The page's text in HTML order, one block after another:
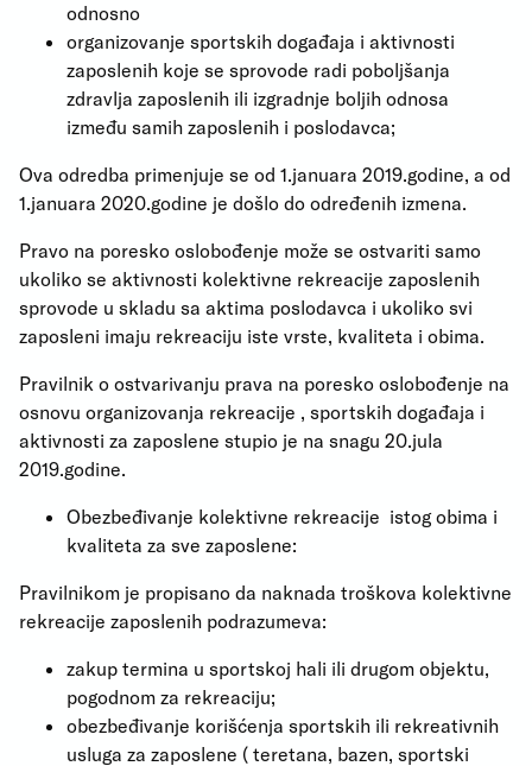
odnosno
organizovanje sportskih događaja i aktivnosti
zaposlenih koje se sprovode radi poboljšanja
zdravlja zaposlenih ili izgradnje boljih odnosa
između samih zaposlenih i poslodavca;
Ova odredba primenjuje se od 1.januara 2019.godine, a od
1.januara 2020.godine je došlo do određenih izmena.
Pravo na poresko oslobođenje može se ostvariti samo
ukoliko se aktivnosti kolektivne rekreacije zaposlenih
sprovode u skladu sa aktima poslodavca i ukoliko svi
zaposleni imaju rekreaciju iste vrste, kvaliteta i obima.
Pravilnik o ostvarivanju prava na poresko oslobođenje na
osnovu organizovanja rekreacije , sportskih događaja i
aktivnosti za zaposlene stupio je na snagu 20.jula
2019.godine.
Obezbeđivanje kolektivne rekreacije istog obima i
kvaliteta za sve zaposlene:
Pravilnikom je propisano da naknada troškova kolektivne
rekreacije zaposlenih podrazumeva:
zakup termina u sportskoj hali ili drugom objektu,
pogodnom za rekreaciju;
obezbeđivanje korišćenja sportskih ili rekreativnih
usluga za zaposlene ( teretana, bazen, sportski